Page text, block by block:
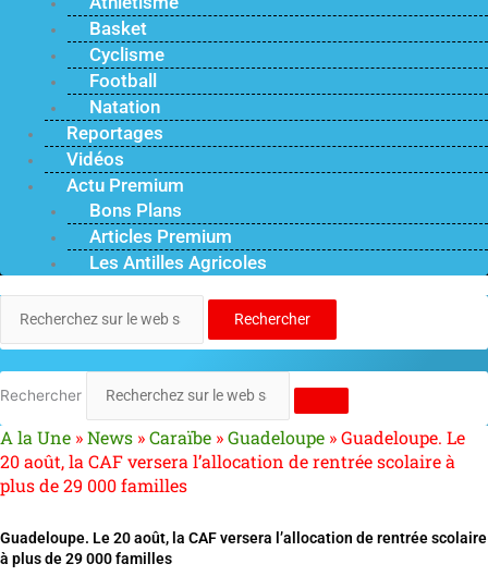
Basket
Cyclisme
Football
Natation
Reportages
Vidéos
Actu Premium
Bons Plans
Articles Premium
Les Antilles Agricoles
Rechercher
Rechercher
A la Une »News »Caraïbe »Guadeloupe »Guadeloupe. Le
20 août, la CAF versera l’allocation de rentrée scolaire à
plus de 29 000 familles
Guadeloupe. Le 20 août, la CAF versera l’allocation de rentrée scolaire
à plus de 29 000 familles